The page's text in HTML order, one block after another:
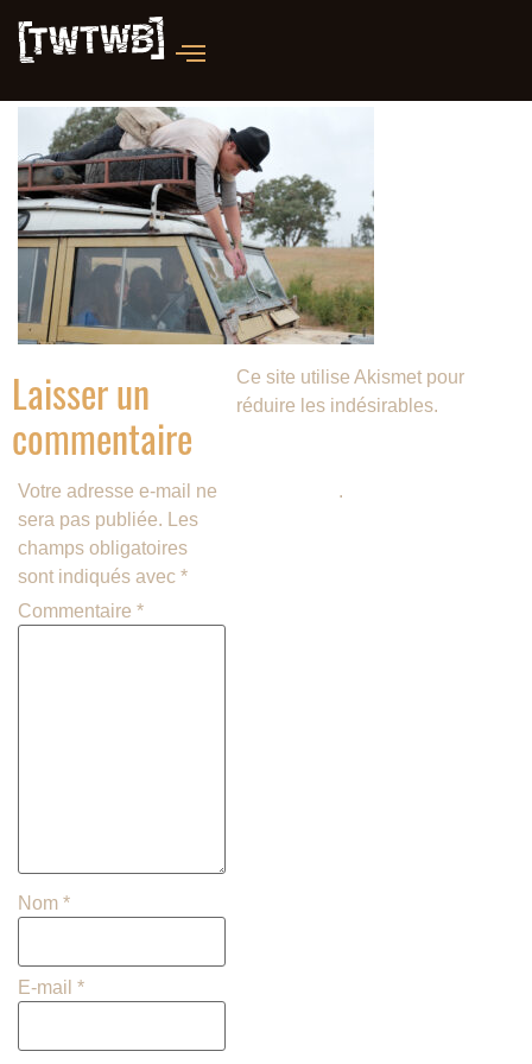
Laisser un
commentaire
Votre adresse e-mail ne
sera pas publiée.
Les
champs obligatoires
sont indiqués avec *
Commentaire *
Nom *
E-mail *
Ce site utilise Akismet pour
réduire les indésirables.
.